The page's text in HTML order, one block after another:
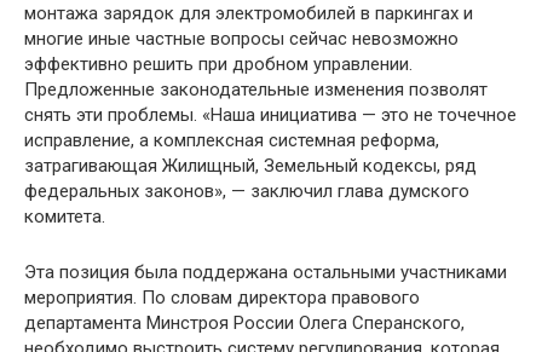
монтажа зарядок для электромобилей в паркингах и
многие иные частные вопросы сейчас невозможно
эффективно решить при дробном управлении.
Предложенные законодательные изменения позволят
снять эти проблемы. «Наша инициатива — это не точечное
исправление, а комплексная системная реформа,
затрагивающая Жилищный, Земельный кодексы, ряд
федеральных законов», — заключил глава думского
комитета.
Эта позиция была поддержана остальными участниками
мероприятия. По словам директора правового
департамента Минстроя России Олега Сперанского,